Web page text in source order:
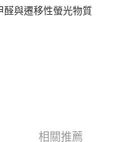
醛與遷移性螢光物質
相關推薦